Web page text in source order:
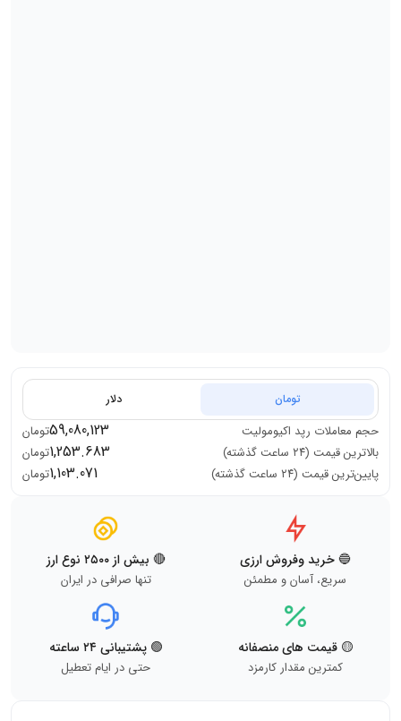
تومان دلار
حجم معاملات رپد اکیومولیت 59,080,123تومان
بالاترین قیمت (۲۴ ساعت گذشته)
1,253.683تومان
پایین‌ترین قیمت (۲۴ ساعت گذشته)
1,103.071تومان
🔵 خرید وفروش ارزی
سریع، آسان و مطمئن
🔴 بیش از ۲۵۰۰ نوع ارز
تنها صرافی در ایران
🟡 قیمت های منصفانه
کمترین مقدار کارمزد
🟢 پشتیبانی ۲۴ ساعته
حتی در ایام تعطیل